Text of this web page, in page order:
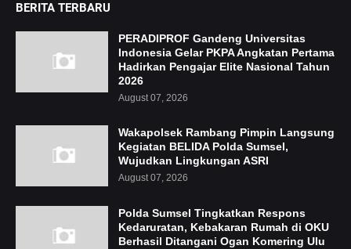
BERITA TERBARU
PERADIPROF Gandeng Universitas
Indonesia Gelar PKPA Angkatan Pertama
Hadirkan Pengajar Elite Nasional Tahun
2026
August 07, 2026
Wakapolsek Rambang Pimpin Langsung
Kegiatan BELIDA Polda Sumsel,
Wujudkan Lingkungan ASRI
August 07, 2026
Polda Sumsel Tingkatkan Respons
Kedaruratan, Kebakaran Rumah di OKU
Berhasil Ditangani Ogan Komering Ulu